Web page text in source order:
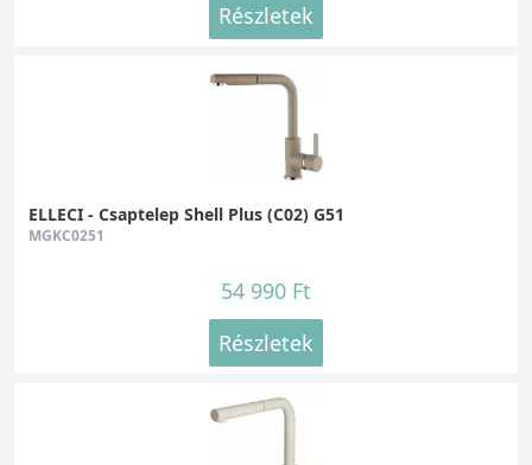
Részletek
ELLECI - Csaptelep Shell Plus (C02) G51
MGKC0251
54 990 Ft
Részletek